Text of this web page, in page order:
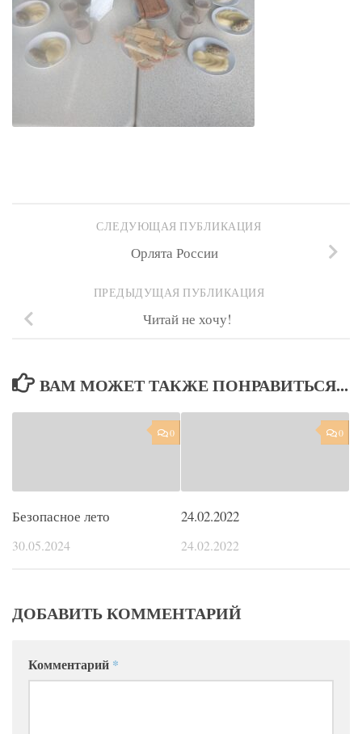
СЛЕДУЮЩАЯ ПУБЛИКАЦИЯ
Орлята России
ПРЕДЫДУЩАЯ ПУБЛИКАЦИЯ
Читай не хочу!
ВАМ МОЖЕТ ТАКЖЕ ПОНРАВИТЬСЯ...
0
Безопасное лето
30.05.2024
0
24.02.2022
24.02.2022
ДОБАВИТЬ КОММЕНТАРИЙ
Комментарий *